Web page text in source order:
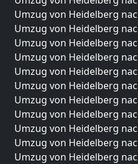
Umzug von Heidelberg
Umzug von Heidelberg
Umzug von Heidelberg
Umzug von Heidelberg
Umzug von Heidelberg
Umzug von Heidelberg
Umzug von Heidelberg
Umzug von Heidelberg
Umzug von Heidelberg
Umzug von Heidelberg
Umzug von Heidelberg